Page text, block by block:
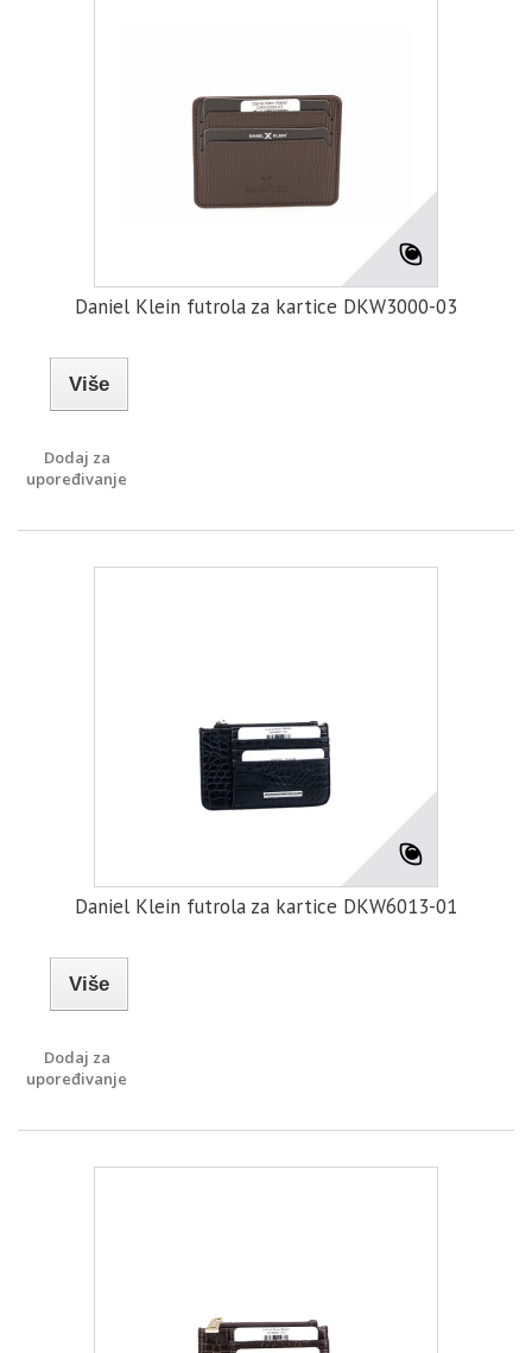
Daniel Klein futrola za kartice DKW3000-03
Više
Dodaj za
upoređivanje
Daniel Klein futrola za kartice DKW6013-01
Više
Dodaj za
upoređivanje